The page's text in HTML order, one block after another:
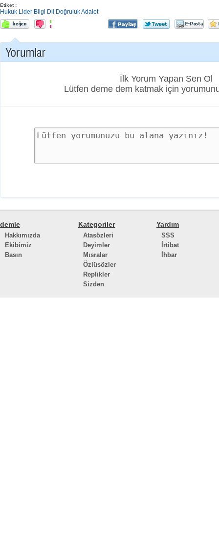
Etiket :
Hukuk Lider Bilgi Dil DoğrulukAdalet
İlk Yorum Yapan Sen Ol
Lütfen deme dem katmak için
demle
Hakkımızda
Ekibimiz
Basın
Kategoriler
Atasözleri
Deyimler
Mısralar
Özlüsözler
Replikler
Sizden
Yardım
SSS
İrtibat
İhbar